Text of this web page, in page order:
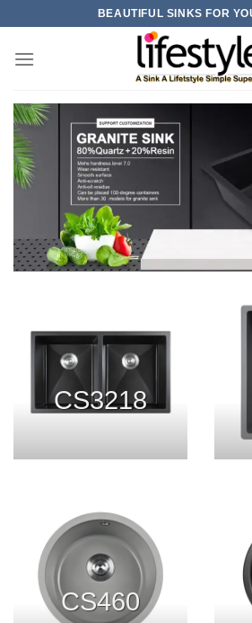
content
BEAUTIFUL SINKS FOR
CS3218
CS460